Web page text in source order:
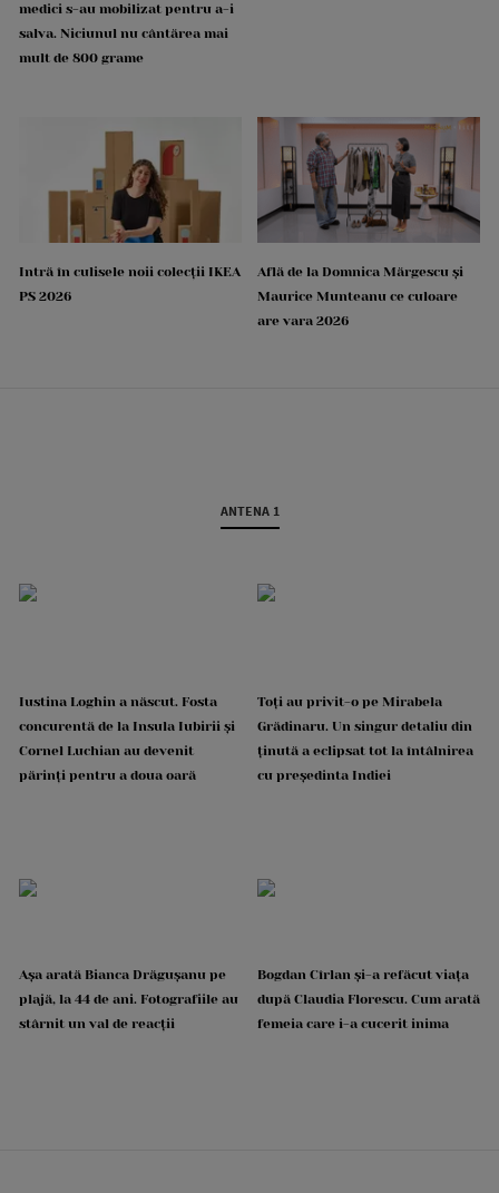
medici s-au mobilizat pentru a-i
salva. Niciunul nu cântărea mai
mult de 800 grame
Intră în culisele noii colecții IKEA
PS 2026
Află de la Domnica Mărgescu și
Maurice Munteanu ce culoare
are vara 2026
ANTENA 1
Iustina Loghin a născut. Fosta
concurentă de la Insula Iubirii și
Cornel Luchian au devenit
părinți pentru a doua oară
Toți au privit-o pe Mirabela
Grădinaru. Un singur detaliu din
ținută a eclipsat tot la întâlnirea
cu președinta Indiei
Așa arată Bianca Drăgușanu pe
plajă, la 44 de ani. Fotografiile au
stârnit un val de reacții
Bogdan Cîrlan și-a refăcut viața
după Claudia Florescu. Cum arată
femeia care i-a cucerit inima